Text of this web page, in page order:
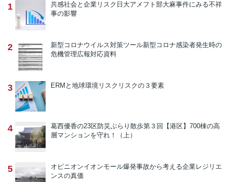
1 共感社会と企業リスク 日大アメフト部大麻事件にみる不祥
事の影響
2 新型コロナウイルス対策ツール新型コロナ感染者発生時の
危機管理広報対応資料
3 ERMと地球環境リスク リスクの３要素
4 葛西優香の23区防災ぶらり散歩第３回【港区】700棟の高
層マンションを守れ！（上）
5 オピニオンイオンモール爆発事故から考える企業レジリエ
ンスの真価